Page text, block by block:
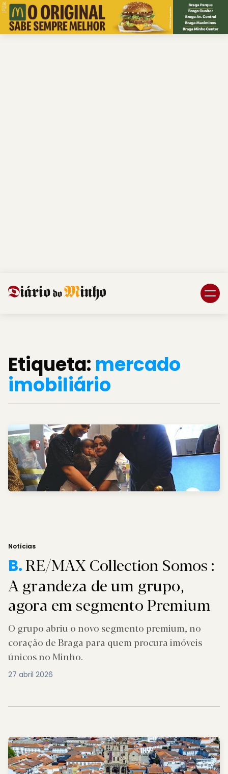
PUB.
Etiqueta: mercado
imobiliário
Notícias
B.RE/MAX Collection Somos :
A grandeza de um grupo,
agora em segmento Premium
O grupo abriu o novo segmento premium, no
coração de Braga para quem procura imóveis
únicos no Minho.
27 abril 2026